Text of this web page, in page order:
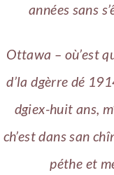
années sans
Ottawa – où’est
d’la dgèrre dé
dgiex-huit ans,
ch’est dans san
péthe et